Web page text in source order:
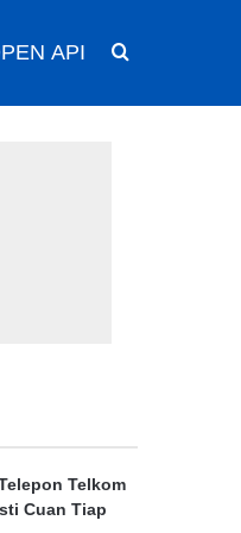
API
Telkom
Cuan Tiap